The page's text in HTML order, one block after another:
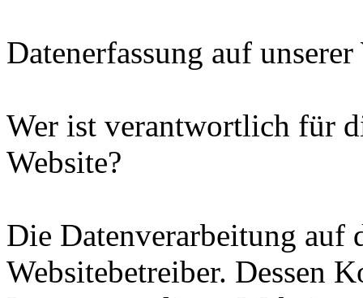
Datenerfassung auf unserer
Wer ist verantwortlich für
Website?
Die Datenverarbeitung auf
Websitebetreiber. Dessen